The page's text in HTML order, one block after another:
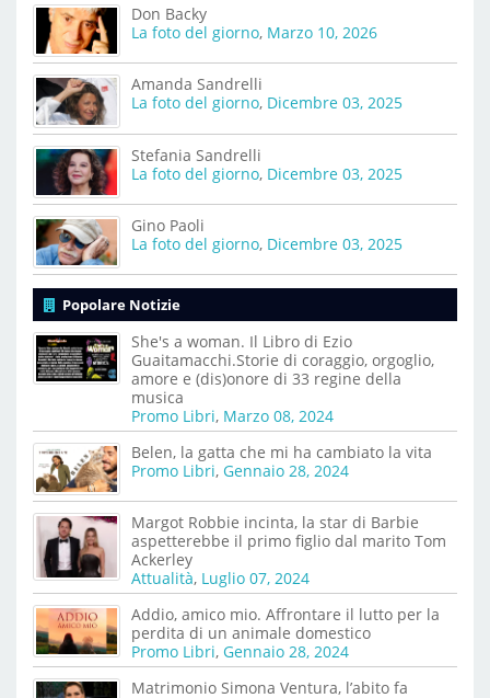
Don Backy
La foto del giorno, Marzo 10, 2026
Amanda Sandrelli
La foto del giorno, Dicembre 03, 2025
Stefania Sandrelli
La foto del giorno, Dicembre 03, 2025
Gino Paoli
La foto del giorno, Dicembre 03, 2025
Popolare Notizie
She's a woman. Il Libro di Ezio
Guaitamacchi.Storie di coraggio, orgoglio,
amore e (dis)onore di 33 regine della
musica
Promo Libri, Marzo 08, 2024
Belen, la gatta che mi ha cambiato la vita
Promo Libri, Gennaio 28, 2024
Margot Robbie incinta, la star di Barbie
aspetterebbe il primo figlio dal marito Tom
Ackerley
Attualità, Luglio 07, 2024
Addio, amico mio. Affrontare il lutto per la
perdita di un animale domestico
Promo Libri, Gennaio 28, 2024
Matrimonio Simona Ventura, l’abito fa